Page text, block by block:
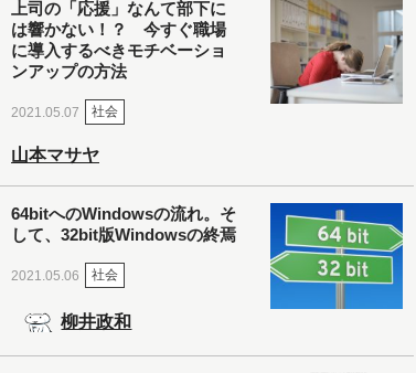
上司の「応援」なんて部下に
は響かない！？ 今すぐ職場
に導入するべきモチベーショ
ンアップの方法
2021.05.07 社会
山本マサヤ
64bitへのWindowsの流れ。そ
して、32bit版Windowsの終焉
2021.05.06 社会
柳井政和